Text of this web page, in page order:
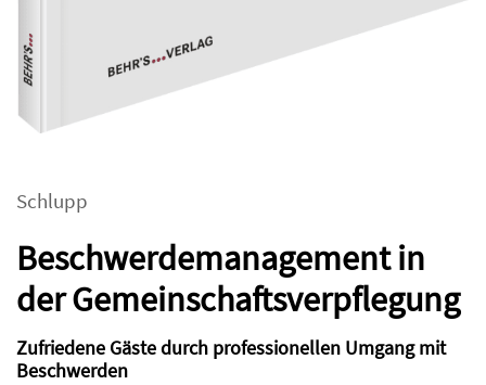
Schlupp
Beschwerdemanagement in
der Gemeinschaftsverpflegung
Zufriedene Gäste durch professionellen Umgang mit
Beschwerden